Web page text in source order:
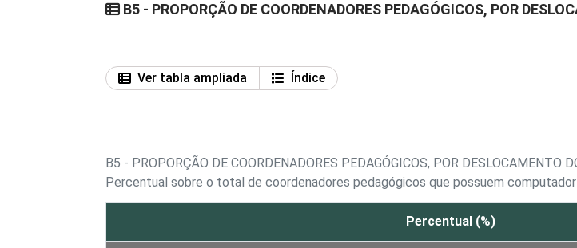
B5 - PROPORÇÃO DE COORDENADORES PEDAGÓGICOS, POR
Ver tabla ampliada
Índice
B5 - PROPORÇÃO DE COORDENADORES PEDAGÓGICOS, POR DESLOCAMENTO
Percentual sobre o total de coordenadores pedagógicos que possuem
Percentual (%)